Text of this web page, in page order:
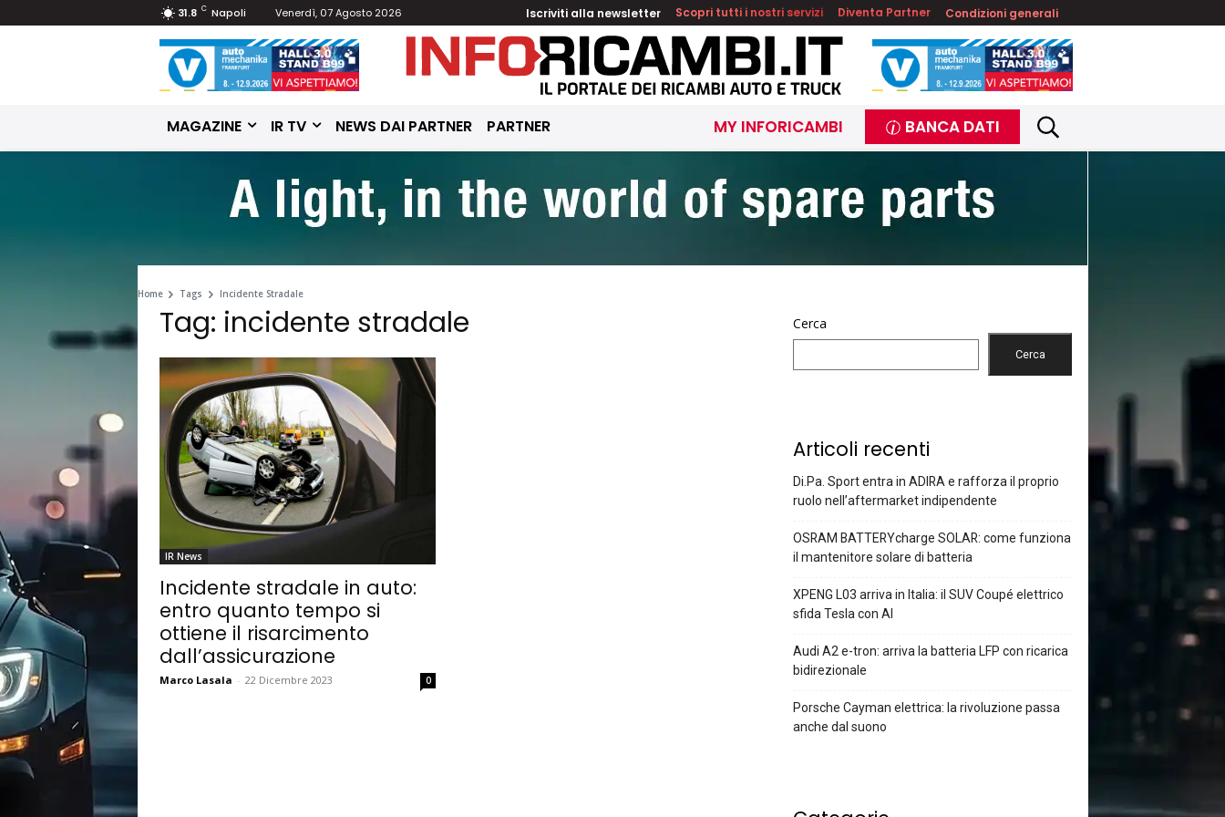
31.8 C Napoli Venerdì, 07 Agosto 2026 Iscriviti alla newsletter Scopri tutti i nostri servizi Diventa Partner Condizioni generali
MAGAZINE IR TV NEWS DAI PARTNER PARTNER MY INFORICAMBI BANCA DATI
Home Tags Incidente Stradale
Tag: incidente stradale
IR News
Incidente stradale in auto:
entro quanto tempo si
ottiene il risarcimento
dall’assicurazione
Marco Lasala - 22 Dicembre 2023 0
Cerca
Cerca
Articoli recenti
Di.Pa. Sport entra in ADIRA e rafforza il proprio
ruolo nell’aftermarket indipendente
OSRAM BATTERYcharge SOLAR: come funziona
il mantenitore solare di batteria
XPENG L03 arriva in Italia: il SUV Coupé elettrico
sfida Tesla con AI
Audi A2 e-tron: arriva la batteria LFP con ricarica
bidirezionale
Porsche Cayman elettrica: la rivoluzione passa
anche dal suono